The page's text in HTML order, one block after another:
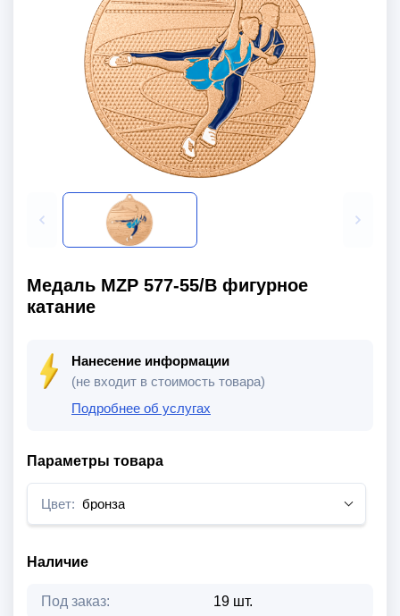
Медаль MZP 577-55/В фигурное
катание
Нанесение информации
(не входит в стоимость товара)
Подробнее об услугах
Параметры товара
Цвет: бронза
Наличие
Под заказ: 19 шт.